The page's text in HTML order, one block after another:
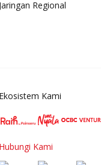
Jaringan Regional
Ekosistem Kami
Hubungi Kami